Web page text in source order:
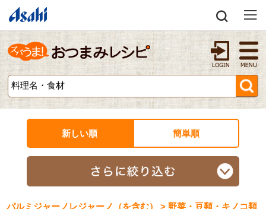
新しい順 簡単順
パルミジャーノレジャーノ（を含む） > 野菜・豆類・キノコ類